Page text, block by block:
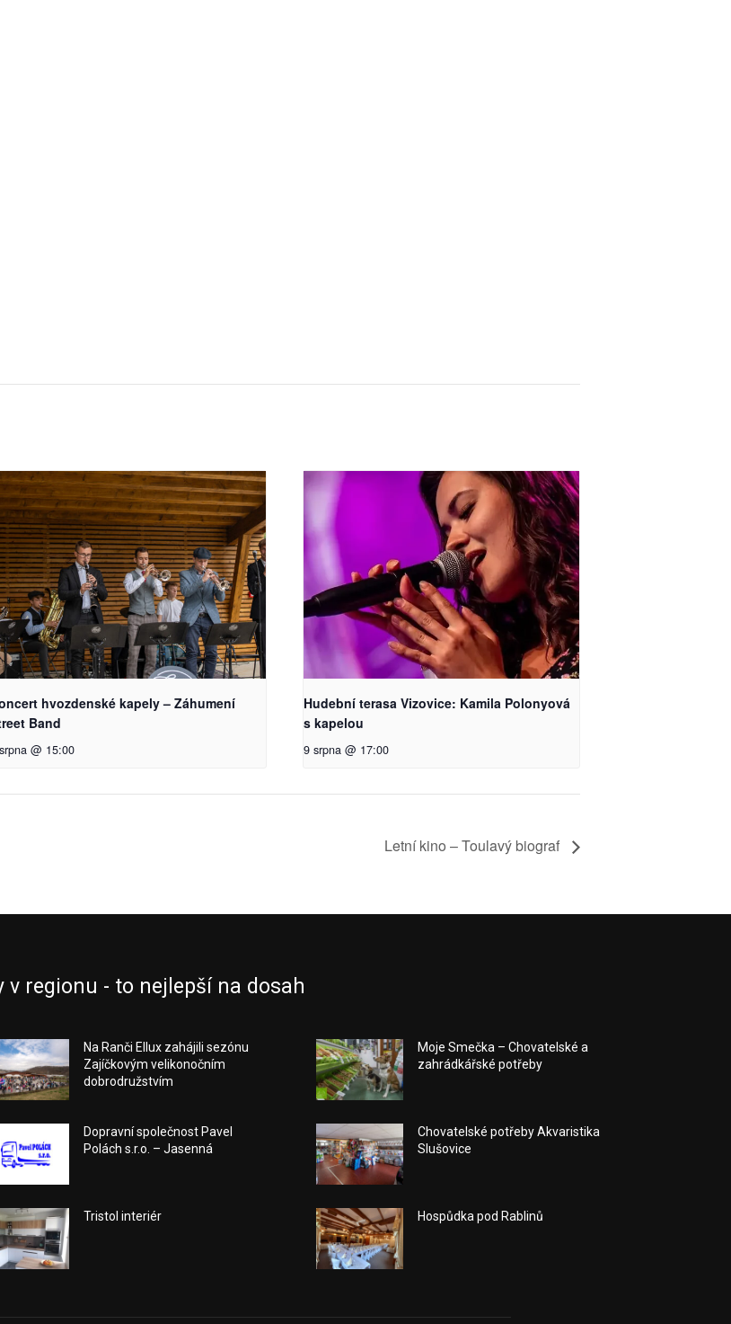
hvozdenské kapely – Záhumení
Band
@ 15:00
Hudební terasa Vizovice: Kamila Polonyová
s kapelou
9 srpna @ 17:00
Letní kino – Toulavý biograf
v regionu - to nejlepší na dosah
Na Ranči Ellux zahájili sezónu
Zajíčkovým velikonočním
dobrodružstvím
Dopravní společnost Pavel
Polách s.r.o. – Jasenná
Tristol interiér
Moje Smečka – Chovatelské a
zahrádkářské potřeby
Chovatelské potřeby Akvaristika
Slušovice
Hospůdka pod Rablinů